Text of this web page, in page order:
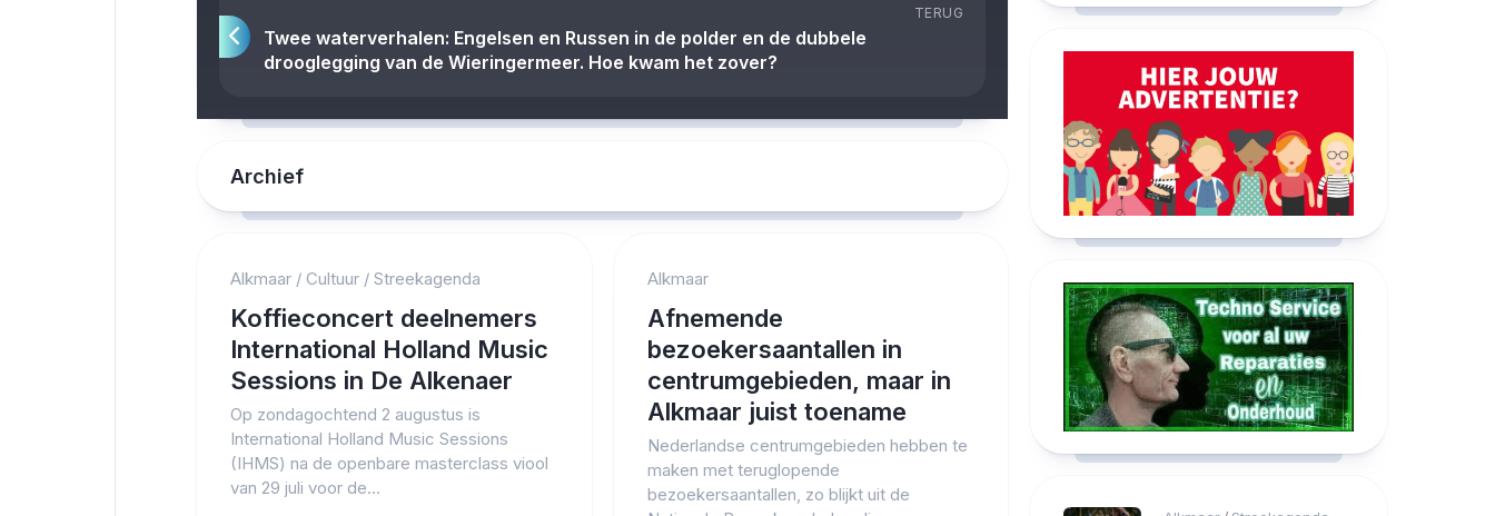
TERUG
Twee waterverhalen: Engelsen en Russen in de polder en de dubbele
drooglegging van de Wieringermeer. Hoe kwam het zover?
Archief
Alkmaar / Cultuur / Streekagenda
Koffieconcert deelnemers
International Holland Music
Sessions in De Alkenaer
Op zondagochtend 2 augustus is
International Holland Music Sessions
(IHMS) na de openbare masterclass viool
van 29 juli voor de...
Alkmaar
Afnemende
bezoekersaantallen in
centrumgebieden, maar in
Alkmaar juist toename
Nederlandse centrumgebieden hebben te
maken met teruglopende
bezoekersaantallen, zo blijkt uit de